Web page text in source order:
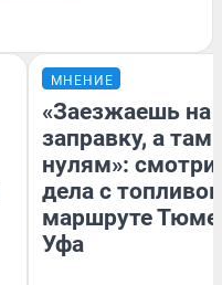
МНЕНИЕ
«Заезжаешь на
заправку, а там
нулям»:
дела с
маршруте
Уфа